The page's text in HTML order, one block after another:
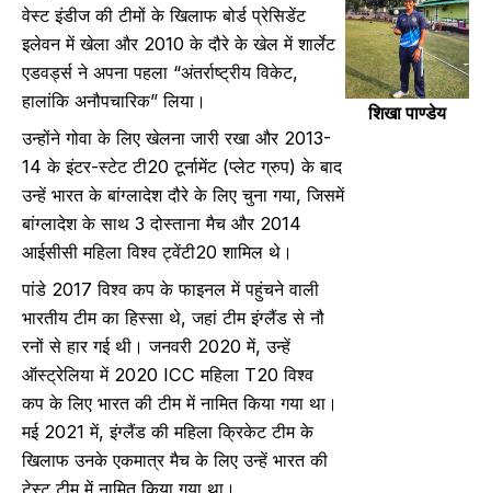
वेस्ट इंडीज की टीमों के खिलाफ बोर्ड प्रेसिडेंट
इलेवन में खेला और 2010 के दौरे के खेल में शार्लेट
एडवर्ड्स ने अपना पहला “अंतर्राष्ट्रीय विकेट,
हालांकि अनौपचारिक” लिया।
उन्होंने गोवा के लिए खेलना जारी रखा और 2013-
14 के इंटर-स्टेट टी20 टूर्नामेंट (प्लेट ग्रुप) के बाद
उन्हें भारत के बांग्लादेश दौरे के लिए चुना गया, जिसमें
बांग्लादेश के साथ 3 दोस्ताना मैच और 2014
आईसीसी महिला विश्व ट्वेंटी20 शामिल थे।
पांडे 2017 विश्व कप के फाइनल में पहुंचने वाली
भारतीय टीम का हिस्सा थे, जहां टीम इंग्लैंड से नौ
रनों से हार गई थी। जनवरी 2020 में, उन्हें
ऑस्ट्रेलिया में 2020 ICC महिला T20 विश्व
कप के लिए भारत की टीम में नामित किया गया था।
मई 2021 में, इंग्लैंड की महिला क्रिकेट टीम के
खिलाफ उनके एकमात्र मैच के लिए उन्हें भारत की
टेस्ट टीम में नामित किया गया था।
शिखा पाण्डेय